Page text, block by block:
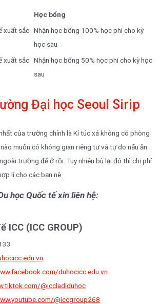
Học bổng
xuất sắc Nhận học bổng 100% học phí cho kỳ
học sau
xuất sắc Nhận học bổng 50% học phí cho kỳ học
sau
Đại học Seoul Sirip
của trường chính là Kí túc xá không có phòng
muốn có không gian riêng tư và tự do nấu ăn
trường để ở rồi. Tuy nhiên bù lại đó thì chi phí
lí cho các bạn nè.
học Quốc tế xin liên hệ:
ICC (ICC GROUP)
duhocicc.edu.vn
@iccladiduhoc
@iccgroup268